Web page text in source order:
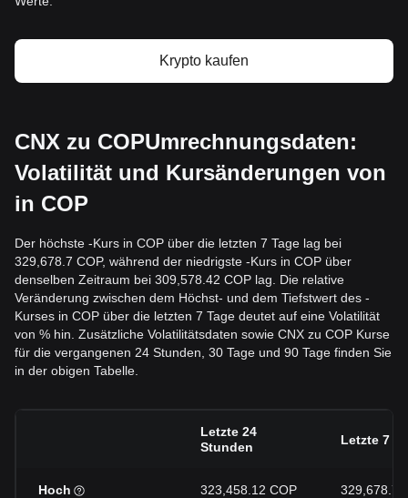
Krypto kaufen
CNX zu COPUmrechnungsdaten:
Volatilität und Kursänderungen von
in COP
Der höchste -Kurs in COP über die letzten 7 Tage lag bei
329,678.7 COP, während der niedrigste -Kurs in COP über
denselben Zeitraum bei 309,578.42 COP lag. Die relative
Veränderung zwischen dem Höchst- und dem Tiefstwert des -
Kurses in COP über die letzten 7 Tage deutet auf eine Volatilität
von % hin. Zusätzliche Volatilitätsdaten sowie CNX zu COP Kurse
für die vergangenen 24 Stunden, 30 Tage und 90 Tage finden Sie
in der obigen Tabelle.
Letzte 24
Stunden
Letzte 7
Hoch 323,458.12 COP 329,678.7